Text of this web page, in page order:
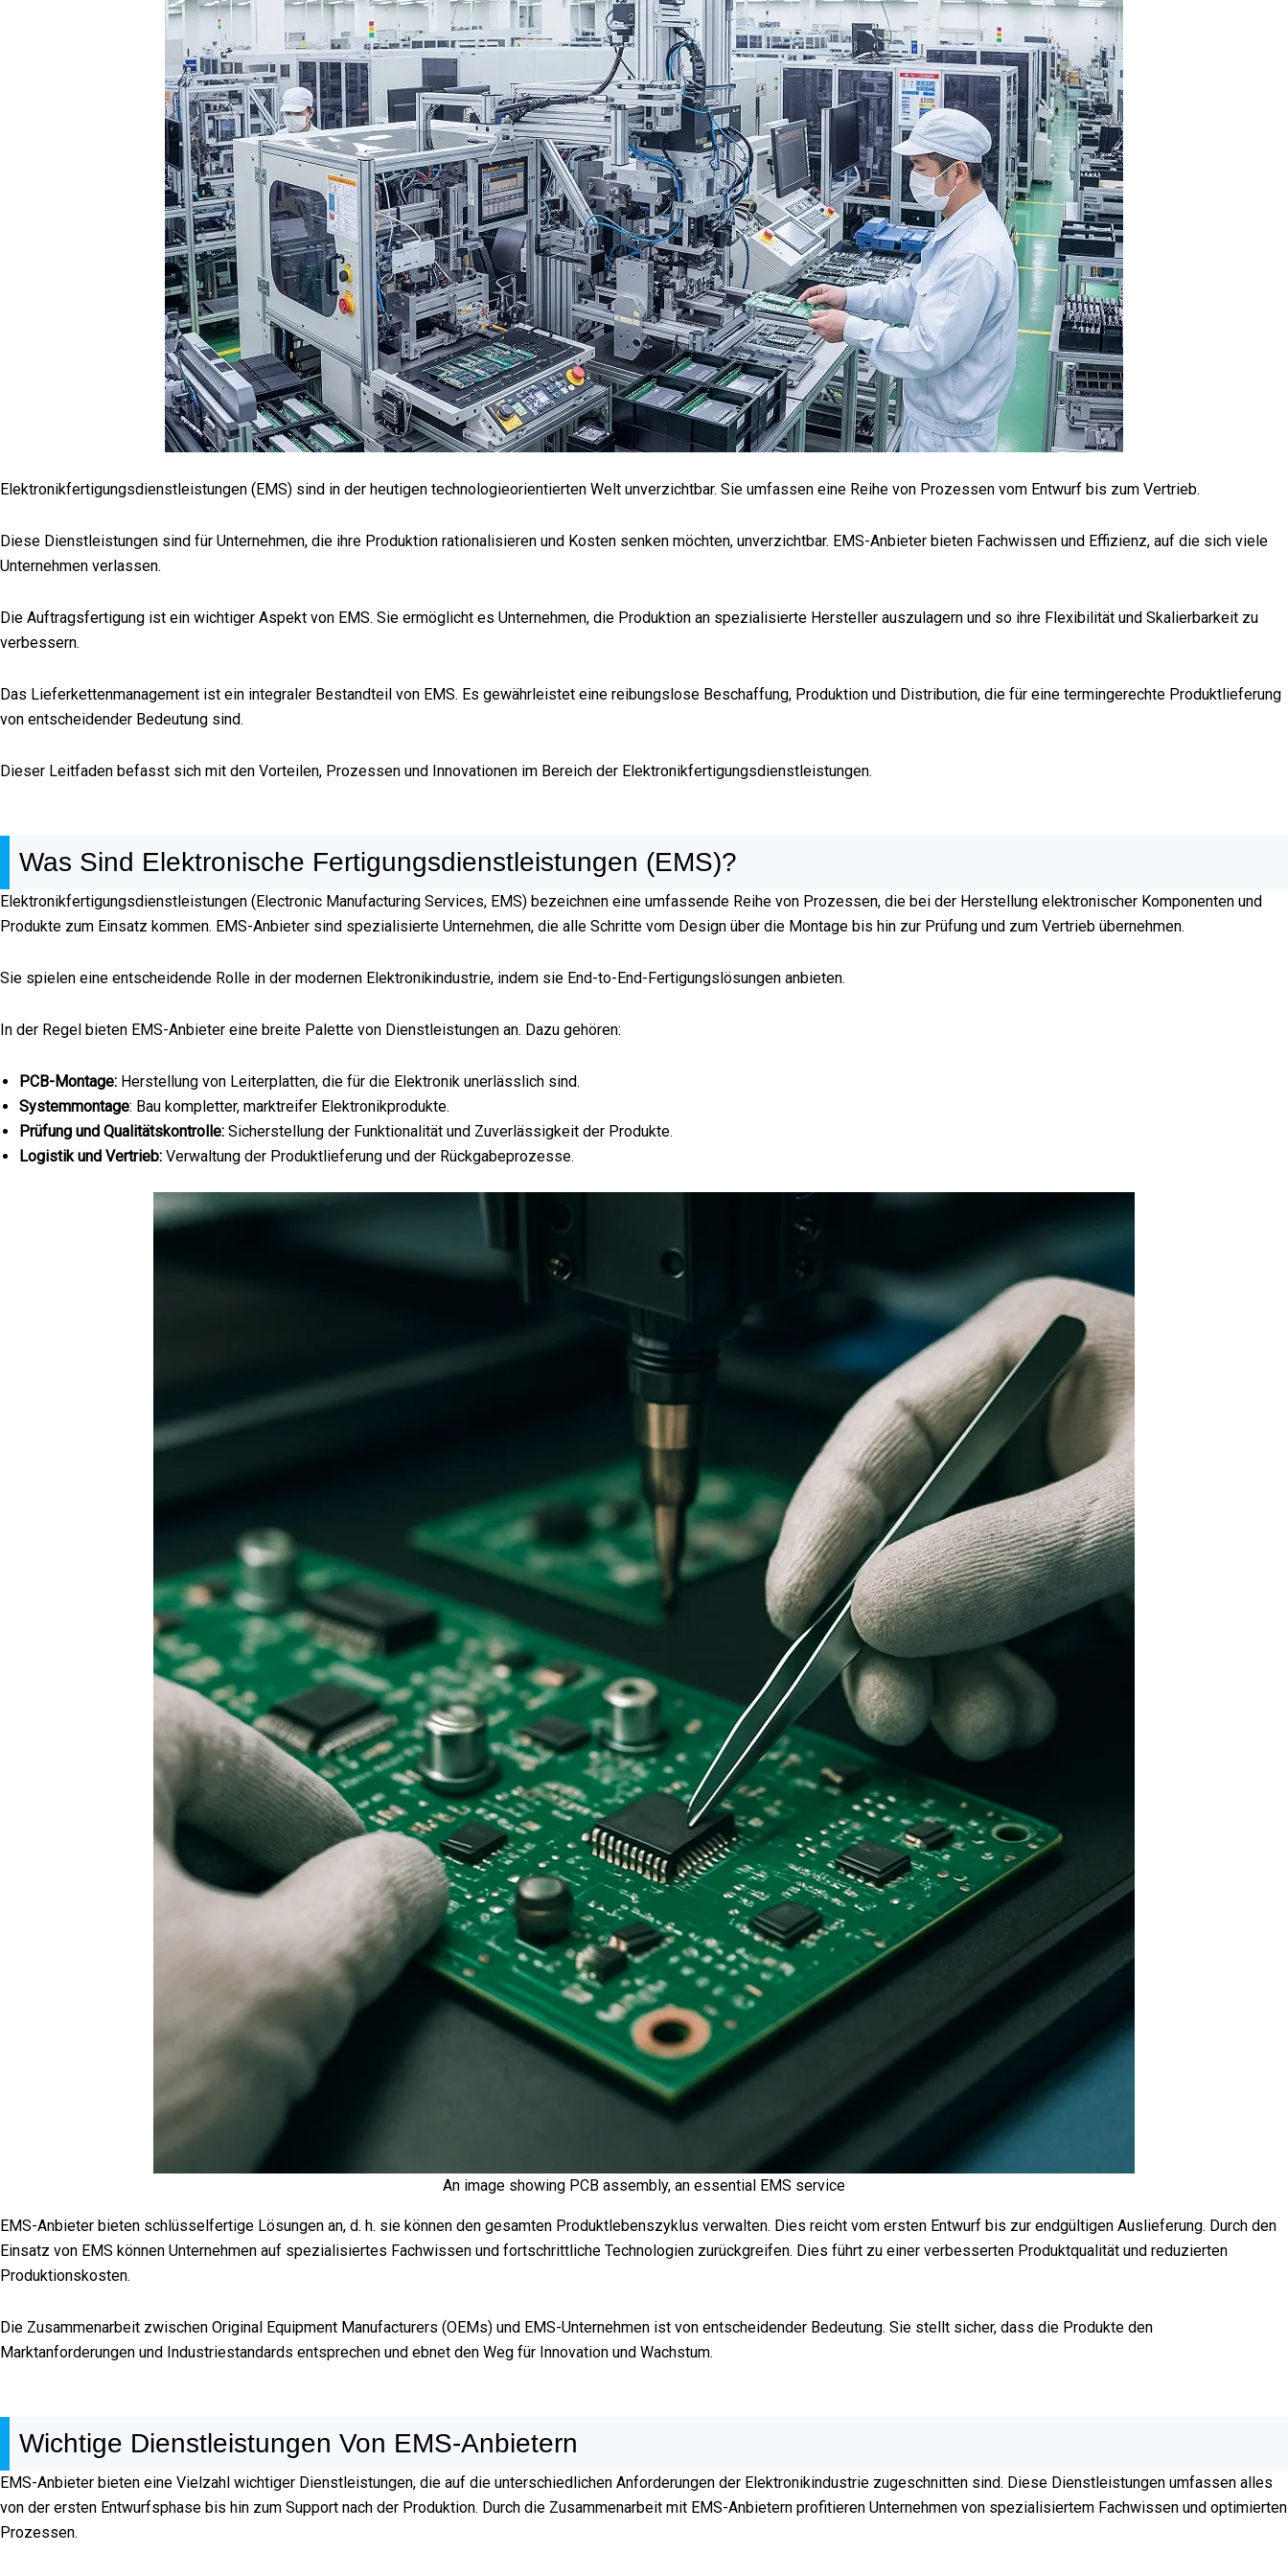
Elektronikfertigungsdienstleistungen (EMS) sind in der heutigen technologieorientierten Welt unverzichtbar. Sie umfassen eine Reihe von Prozessen vom Entwurf bis zum Vertrieb.
Diese Dienstleistungen sind für Unternehmen, die ihre Produktion rationalisieren und Kosten senken möchten, unverzichtbar. EMS-Anbieter bieten Fachwissen und Effizienz, auf die sich viele
Unternehmen verlassen.
Die Auftragsfertigung ist ein wichtiger Aspekt von EMS. Sie ermöglicht es Unternehmen, die Produktion an spezialisierte Hersteller auszulagern und so ihre Flexibilität und Skalierbarkeit zu
verbessern.
Das Lieferkettenmanagement ist ein integraler Bestandteil von EMS. Es gewährleistet eine reibungslose Beschaffung, Produktion und Distribution, die für eine termingerechte Produktlieferung
von entscheidender Bedeutung sind.
Dieser Leitfaden befasst sich mit den Vorteilen, Prozessen und Innovationen im Bereich der Elektronikfertigungsdienstleistungen.
Was Sind Elektronische Fertigungsdienstleistungen (EMS)?
Elektronikfertigungsdienstleistungen (Electronic Manufacturing Services, EMS) bezeichnen eine umfassende Reihe von Prozessen, die bei der Herstellung elektronischer Komponenten und
Produkte zum Einsatz kommen. EMS-Anbieter sind spezialisierte Unternehmen, die alle Schritte vom Design über die Montage bis hin zur Prüfung und zum Vertrieb übernehmen.
Sie spielen eine entscheidende Rolle in der modernen Elektronikindustrie, indem sie End-to-End-Fertigungslösungen anbieten.
In der Regel bieten EMS-Anbieter eine breite Palette von Dienstleistungen an. Dazu gehören:
PCB-Montage: Herstellung von Leiterplatten, die für die Elektronik unerlässlich sind.
Systemmontage: Bau kompletter, marktreifer Elektronikprodukte.
Prüfung und Qualitätskontrolle: Sicherstellung der Funktionalität und Zuverlässigkeit der Produkte.
Logistik und Vertrieb: Verwaltung der Produktlieferung und der Rückgabeprozesse.
An image showing PCB assembly, an essential EMS service
EMS-Anbieter bieten schlüsselfertige Lösungen an, d. h. sie können den gesamten Produktlebenszyklus verwalten. Dies reicht vom ersten Entwurf bis zur endgültigen Auslieferung. Durch den
Einsatz von EMS können Unternehmen auf spezialisiertes Fachwissen und fortschrittliche Technologien zurückgreifen. Dies führt zu einer verbesserten Produktqualität und reduzierten
Produktionskosten.
Die Zusammenarbeit zwischen Original Equipment Manufacturers (OEMs) und EMS-Unternehmen ist von entscheidender Bedeutung. Sie stellt sicher, dass die Produkte den
Marktanforderungen und Industriestandards entsprechen und ebnet den Weg für Innovation und Wachstum.
Wichtige Dienstleistungen Von EMS-Anbietern
EMS-Anbieter bieten eine Vielzahl wichtiger Dienstleistungen, die auf die unterschiedlichen Anforderungen der Elektronikindustrie zugeschnitten sind. Diese Dienstleistungen umfassen alles
von der ersten Entwurfsphase bis hin zum Support nach der Produktion. Durch die Zusammenarbeit mit EMS-Anbietern profitieren Unternehmen von spezialisiertem Fachwissen und optimierten
Prozessen.